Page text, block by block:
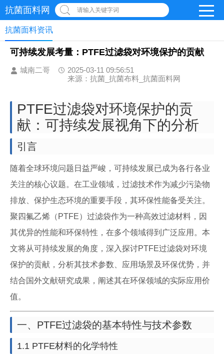
抗菌面料网 请输入关键字词
抗菌面料资讯
可持续发展考量：PTFE过滤袋对环境保护的贡献
城南二哥
2025-03-11 09:56:51
来源：抗菌_抗菌布料_抗菌面料网
PTFE过滤袋对环境保护的贡
献：可持续发展视角下的分析
引言
随着全球环境问题日益严峻，可持续发展已成为各行各业
关注的核心议题。在工业领域，过滤技术作为减少污染物
排放、保护生态环境的重要手段，其环保性能备受关注。
聚四氟乙烯（PTFE）过滤袋作为一种高效过滤材料，因
其优异的性能和环保特性，在多个领域得到广泛应用。本
文将从可持续发展的角度，深入探讨PTFE过滤袋对环境
保护的贡献，分析其技术参数、应用场景及环保优势，并
结合国外文献研究成果，阐述其在环保领域的实际应用价
值。
一、PTFE过滤袋的基本特性与技术参数
1.1 PTFE材料的化学特性